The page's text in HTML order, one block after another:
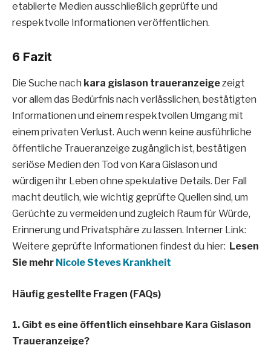
etablierte Medien ausschließlich geprüfte und
respektvolle Informationen veröffentlichen.
6 Fazit
Die Suche nach kara gislason traueranzeigezeigt
vor allem das Bedürfnis nach verlässlichen, bestätigten
Informationen und einem respektvollen Umgang mit
einem privaten Verlust. Auch wenn keine ausführliche
öffentliche Traueranzeige zugänglich ist, bestätigen
seriöse Medien den Tod von Kara Gislason und
würdigen ihr Leben ohne spekulative Details. Der Fall
macht deutlich, wie wichtig geprüfte Quellen sind, um
Gerüchte zu vermeiden und zugleich Raum für Würde,
Erinnerung und Privatsphäre zu lassen. Interner Link:
Weitere geprüfte Informationen findest du hier: Lesen
Sie mehr Nicole Steves Krankheit
Häufig gestellte Fragen (FAQs)
1. Gibt es eine öffentlich einsehbare Kara Gislason
Traueranzeige?